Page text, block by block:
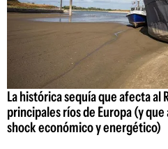
La histórica sequía que afecta al
principales ríos de Europa (y
shock económico y energético)